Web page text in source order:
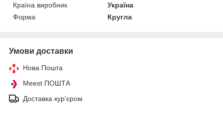
Країна виробник
Україна
Форма
Кругла
Умови доставки
Нова Пошта
Meest ПОШТА
Доставка кур'єром